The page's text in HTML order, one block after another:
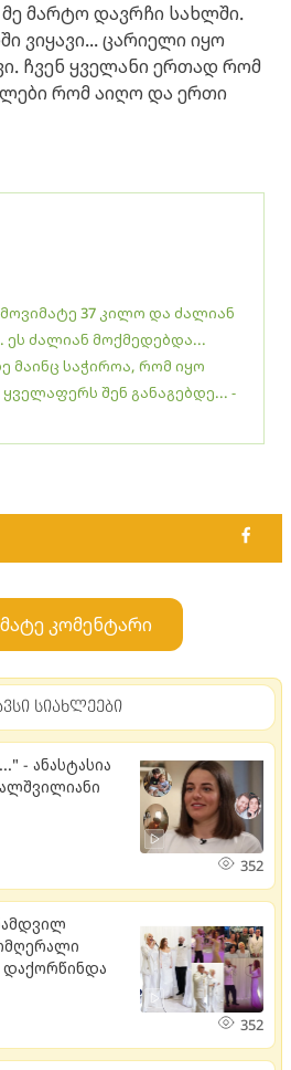
მე მარტო დავრჩი სახლში.
ვიყავი... ცარიელი იყო
ჩვენ ყველანი ერთად რომ
რომ აიღო და ერთი
37 კილო და ძალიან
ძალიან მოქმედებდა...
მაინც საჭიროა, რომ იყო
შენ განაგებდე... -
კომენტარი
სიახლეები
- ანასტასია
352
352